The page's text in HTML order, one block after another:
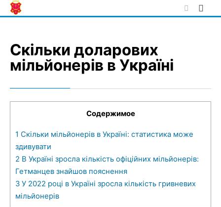
Skip
to
Скільки доларових
мільйонерів в Україні
Содержимое
1 Скільки мільйонерів в Україні: статистика може
здивувати
2 В Україні зросла кількість офіційних мільйонерів:
Гетманцев знайшов пояснення
3 У 2022 році в Україні зросла кількість гривневих
мільйонерів